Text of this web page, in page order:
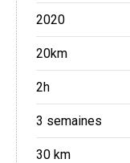
2020
20km
2h
3 semaines
30 km